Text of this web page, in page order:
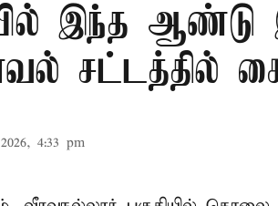
இந்த ஆண்டு
சட்டத்தில்
4:33 pm